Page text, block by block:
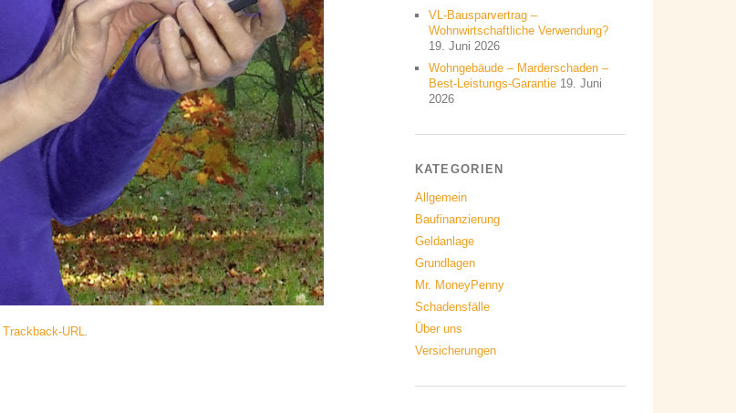
Trackback-URL.
VL-Bausparvertrag –
Wohnwirtschaftliche Verwendung?
19. Juni 2026
Wohngebäude – Marderschaden –
Best-Leistungs-Garantie 19. Juni
2026
KATEGORIEN
Allgemein
Baufinanzierung
Geldanlage
Grundlagen
Mr. MoneyPenny
Schadensfälle
Über uns
Versicherungen